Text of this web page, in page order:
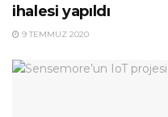
ihalesi yapıldı
9 TEMMUZ 2020